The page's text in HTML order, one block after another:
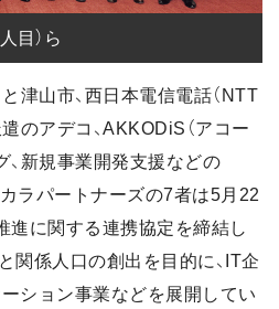
目）ら
津山市、西日本電信電話（NTT
のアデコ、AKKODiS（アコー
、新規事業開発支援などの
カラパートナーズの7者は5月22
進に関する連携協定を締結し
関係人口の創出を目的に、IT企
ション事業などを展開してい